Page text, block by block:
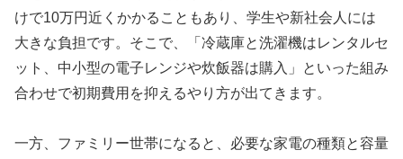
けで10万円近くかかることもあり、学生や新社会人には
大きな負担です。そこで、「冷蔵庫と洗濯機はレンタルセ
ット、中小型の電子レンジや炊飯器は購入」といった組み
合わせで初期費用を抑えるやり方が出てきます。
一方、ファミリー世帯になると、必要な家電の種類と容量